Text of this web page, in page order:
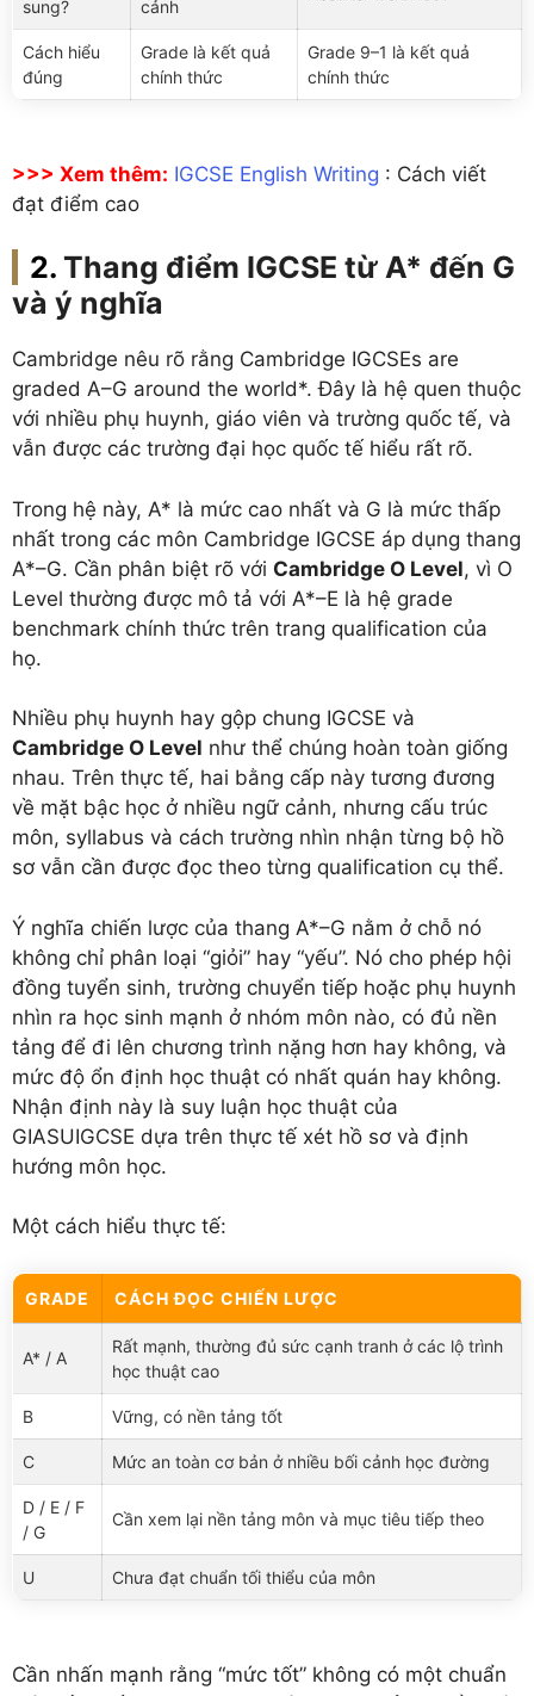
sung?
cảnh
Cách hiểu
đúng
Grade là kết quả
chính thức
Grade 9–1 là kết quả
chính thức
>>> Xem thêm: IGCSE English Writing : Cách viết
đạt điểm cao
Thang điểm IGCSE từ A* đến G
và ý nghĩa
Cambridge nêu rõ rằng Cambridge IGCSEs are
graded A–G around the world*. Đây là hệ quen thuộc
với nhiều phụ huynh, giáo viên và trường quốc tế, và
vẫn được các trường đại học quốc tế hiểu rất rõ.
Trong hệ này, A* là mức cao nhất và G là mức thấp
nhất trong các môn Cambridge IGCSE áp dụng thang
A*–G. Cần phân biệt rõ với Cambridge O Level, vì O
Level thường được mô tả với A*–E là hệ grade
benchmark chính thức trên trang qualification của
họ.
Nhiều phụ huynh hay gộp chung IGCSE và
Cambridge O Level như thể chúng hoàn toàn giống
nhau. Trên thực tế, hai bằng cấp này tương đương
về mặt bậc học ở nhiều ngữ cảnh, nhưng cấu trúc
môn, syllabus và cách trường nhìn nhận từng bộ hồ
sơ vẫn cần được đọc theo từng qualification cụ thể.
Ý nghĩa chiến lược của thang A*–G nằm ở chỗ nó
không chỉ phân loại “giỏi” hay “yếu”. Nó cho phép hội
đồng tuyển sinh, trường chuyển tiếp hoặc phụ huynh
nhìn ra học sinh mạnh ở nhóm môn nào, có đủ nền
tảng để đi lên chương trình nặng hơn hay không, và
mức độ ổn định học thuật có nhất quán hay không.
Nhận định này là suy luận học thuật của
GIASUIGCSE dựa trên thực tế xét hồ sơ và định
hướng môn học.
Một cách hiểu thực tế:
GRADE CÁCH ĐỌC CHIẾN LƯỢC
A* / A
Rất mạnh, thường đủ sức cạnh tranh ở các lộ trình
học thuật cao
B Vững, có nền tảng tốt
C Mức an toàn cơ bản ở nhiều bối cảnh học đường
D / E / F
/ G
Cần xem lại nền tảng môn và mục tiêu tiếp theo
U Chưa đạt chuẩn tối thiểu của môn
Cần nhấn mạnh rằng “mức tốt” không có một chuẩn